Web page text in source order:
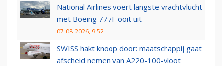
National Airlines voert langste vrachtvlucht
met Boeing 777F ooit uit
07-08-2026, 9:52
SWISS hakt knoop door: maatschappij gaat
afscheid nemen van A220-100-vloot